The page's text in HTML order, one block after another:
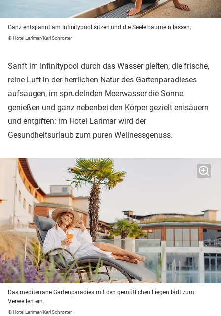
Ganz entspannt am Infinitypool sitzen und die Seele baumeln lassen.
© Hotel Larimar/Karl Schrotter
Sanft im Infinitypool durch das Wasser gleiten, die frische,
reine Luft in der herrlichen Natur des Gartenparadieses
aufsaugen, im sprudelnden Meerwasser die Sonne
genießen und ganz nebenbei den Körper gezielt entsäuern
und entgiften: im Hotel Larimar wird der
Gesundheitsurlaub zum puren Wellnessgenuss.
Das mediterrane Gartenparadies mit den gemütlichen Liegen lädt zum
Verweilen ein.
© Hotel Larimar/Karl Schrotter